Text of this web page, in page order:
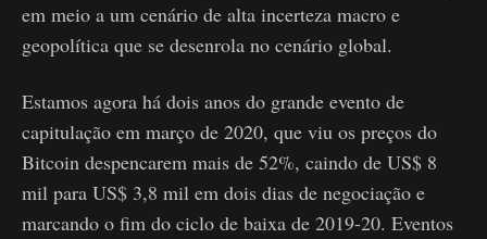
em meio a um cenário de alta incerteza macro e
geopolítica que se desenrola no cenário global.
Estamos agora há dois anos do grande evento de
capitulação em março de 2020, que viu os preços do
Bitcoin despencarem mais de 52%, caindo de US$ 8
mil para US$ 3,8 mil em dois dias de negociação e
marcando o fim do ciclo de baixa de 2019-20. Eventos